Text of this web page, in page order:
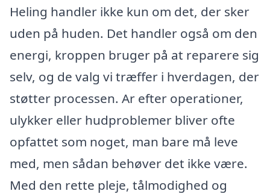
Heling handler ikke kun om det, der sker
uden på huden. Det handler også om den
energi, kroppen bruger på at reparere sig
selv, og de valg vi træffer i hverdagen, der
støtter processen. Ar efter operationer,
ulykker eller hudproblemer bliver ofte
opfattet som noget, man bare må leve
med, men sådan behøver det ikke være.
Med den rette pleje, tålmodighed og